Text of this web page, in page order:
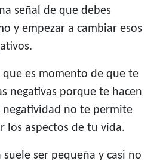
señal de que debes
y empezar a cambiar esos
que es momento de que te
negativas porque te hacen
negatividad no te permite
los aspectos de tu vida.
suele ser pequeña y casi no